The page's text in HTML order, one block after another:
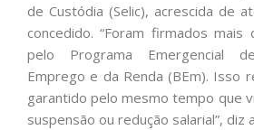
de Custódia (Selic), acrescida de
concedido. “Foram firmados
pelo Programa Emergencial
Emprego e da Renda (BEm). Isso
garantido pelo mesmo tempo que
suspensão ou redução salarial”, diz